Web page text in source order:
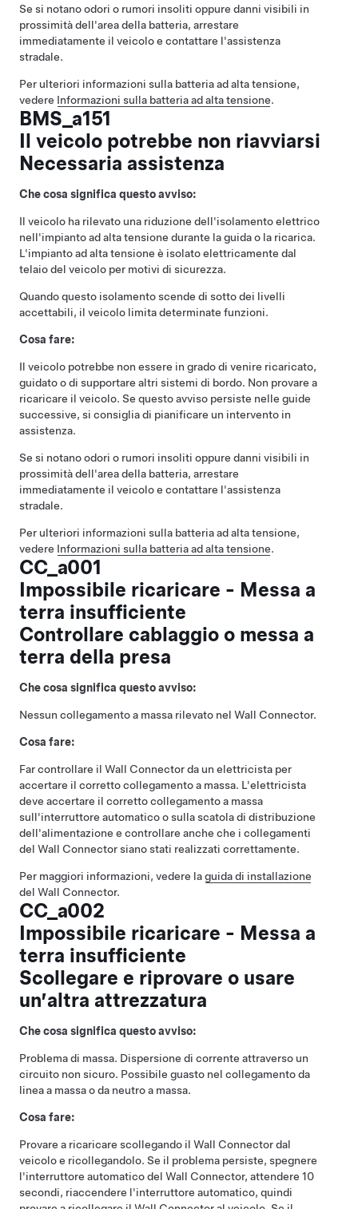
Se si notano odori o rumori insoliti oppure danni visibili in
prossimità dell'area della batteria, arrestare
immediatamente il veicolo e contattare l'assistenza
stradale.
Per ulteriori informazioni sulla batteria ad alta tensione,
vedere Informazioni sulla batteria ad alta tensione.
BMS_a151
Il veicolo potrebbe non riavviarsi
Necessaria assistenza
Che cosa significa questo avviso:
Il veicolo ha rilevato una riduzione dell'isolamento elettrico
nell'impianto ad alta tensione durante la guida o la ricarica.
L'impianto ad alta tensione è isolato elettricamente dal
telaio del veicolo per motivi di sicurezza.
Quando questo isolamento scende di sotto dei livelli
accettabili, il veicolo limita determinate funzioni.
Cosa fare:
Il veicolo potrebbe non essere in grado di venire ricaricato,
guidato o di supportare altri sistemi di bordo. Non provare a
ricaricare il veicolo. Se questo avviso persiste nelle guide
successive, si consiglia di pianificare un intervento in
assistenza.
Se si notano odori o rumori insoliti oppure danni visibili in
prossimità dell'area della batteria, arrestare
immediatamente il veicolo e contattare l'assistenza
stradale.
Per ulteriori informazioni sulla batteria ad alta tensione,
vedere Informazioni sulla batteria ad alta tensione.
CC_a001
Impossibile ricaricare - Messa a
terra insufficiente
Controllare cablaggio o messa a
terra della presa
Che cosa significa questo avviso:
Nessun collegamento a massa rilevato nel Wall Connector.
Cosa fare:
Far controllare il Wall Connector da un elettricista per
accertare il corretto collegamento a massa. L'elettricista
deve accertare il corretto collegamento a massa
sull'interruttore automatico o sulla scatola di distribuzione
dell'alimentazione e controllare anche che i collegamenti
del Wall Connector siano stati realizzati correttamente.
Per maggiori informazioni, vedere laguida di installazione
del Wall Connector.
CC_a002
Impossibile ricaricare - Messa a
terra insufficiente
Scollegare e riprovare o usare
un’altra attrezzatura
Che cosa significa questo avviso:
Problema di massa. Dispersione di corrente attraverso un
circuito non sicuro. Possibile guasto nel collegamento da
linea a massa o da neutro a massa.
Cosa fare:
Provare a ricaricare scollegando il Wall Connector dal
veicolo e ricollegandolo. Se il problema persiste, spegnere
l'interruttore automatico del Wall Connector, attendere 10
secondi, riaccendere l'interruttore automatico, quindi